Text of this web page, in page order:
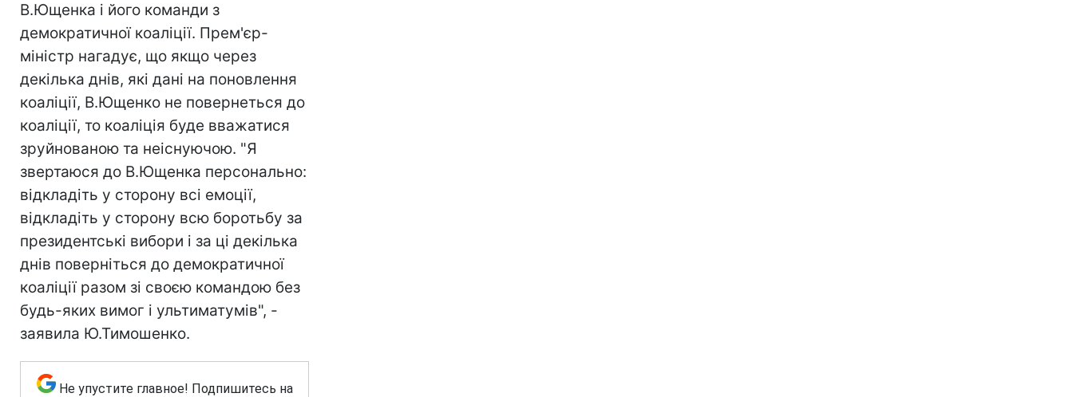
В.Ющенка і його команди з
демократичної коаліції. Прем'єр-
міністр нагадує, що якщо через
декілька днів, які дані на поновлення
коаліції, В.Ющенко не повернеться до
коаліції, то коаліція буде вважатися
зруйнованою та неіснуючою. "Я
звертаюся до В.Ющенка персонально:
відкладіть у сторону всі емоції,
відкладіть у сторону всю боротьбу за
президентські вибори і за ці декілька
днів поверніться до демократичної
коаліції разом зі своєю командою без
будь-яких вимог і ультиматумів", -
заявила Ю.Тимошенко.
Не упустите главное! Подпишитесь на